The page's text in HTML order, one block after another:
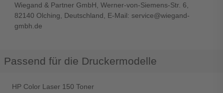
Wiegand & Partner GmbH, Werner-von-Siemens-Str. 6,
82140 Olching, Deutschland, E-Mail: service@wiegand-
gmbh.de
Passend für die Druckermodelle
HP Color Laser 150 Toner